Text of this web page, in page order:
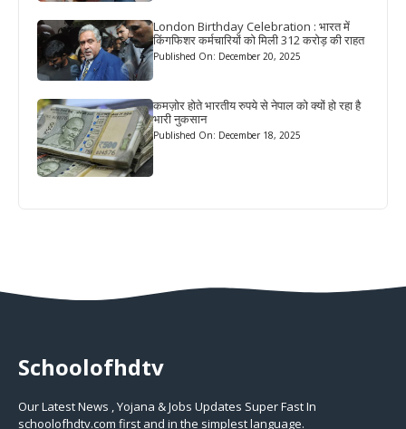
London Birthday Celebration : भारत में
किंगफिशर कर्मचारियों को मिली 312 करोड़ की राहत
Published On: December 20, 2025
कमज़ोर होते भारतीय रुपये से नेपाल को क्यों हो रहा है
भारी नुकसान
Published On: December 18, 2025
Schoolofhdtv
Our Latest News , Yojana & Jobs Updates Super Fast In
schoolofhdtv.com first and in the simplest language.